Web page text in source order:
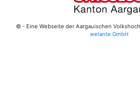
© - Eine Webseite der Aargauischen
welante GmbH